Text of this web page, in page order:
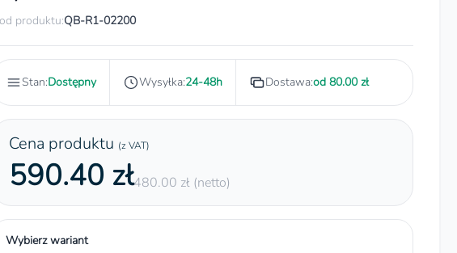
produktu:QB-R1-02200
Stan:Dostępny Wysyłka:24-48h Dostawa:od 80.00 zł
Cena produktu (z VAT)
590.40 zł480.00 zł (netto)
Wybierz wariant